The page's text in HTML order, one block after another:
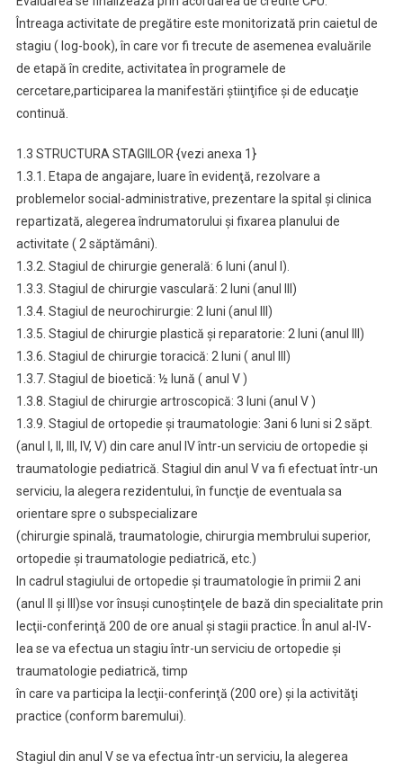
Întreaga activitate de pregătire este monitorizată prin caietul de
stagiu ( log-book), în care vor fi trecute de asemenea evaluările
de etapă în credite, activitatea în programele de
cercetare,participarea la manifestări ştiinţifice şi de educaţie
continuă.
1.3 STRUCTURA STAGIILOR {vezi anexa 1}
1.3.1. Etapa de angajare, luare în evidenţă, rezolvare a
problemelor social-administrative, prezentare la spital şi clinica
repartizată, alegerea îndrumatorului şi fixarea planului de
activitate ( 2 săptămâni).
1.3.2. Stagiul de chirurgie generală: 6 luni (anul I).
1.3.3. Stagiul de chirurgie vasculară: 2 luni (anul III)
1.3.4. Stagiul de neurochirurgie: 2 luni (anul III)
1.3.5. Stagiul de chirurgie plastică şi reparatorie: 2 luni (anul III)
1.3.6. Stagiul de chirurgie toracică: 2 luni ( anul III)
1.3.7. Stagiul de bioetică: ½ lună ( anul V )
1.3.8. Stagiul de chirurgie artroscopică: 3 luni (anul V )
1.3.9. Stagiul de ortopedie şi traumatologie: 3ani 6 luni si 2 săpt.
(anul I, II, III, IV, V) din care anul IV într-un serviciu de ortopedie şi
traumatologie pediatrică. Stagiul din anul V va fi efectuat într-un
serviciu, la alegera rezidentului, în funcţie de eventuala sa
orientare spre o subspecializare
(chirurgie spinală, traumatologie, chirurgia membrului superior,
ortopedie şi traumatologie pediatrică, etc.)
In cadrul stagiului de ortopedie şi traumatologie în primii 2 ani
(anul II şi III)se vor însuşi cunoştinţele de bază din specialitate prin
lecţii-conferinţă 200 de ore anual şi stagii practice. În anul al-IV-
lea se va efectua un stagiu într-un serviciu de ortopedie şi
traumatologie pediatrică, timp
în care va participa la lecţii-conferinţă (200 ore) şi la activităţi
practice (conform baremului).
Stagiul din anul V se va efectua într-un serviciu, la alegerea